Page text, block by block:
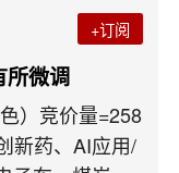
+订阅
所微调
）竞价量=258
新药、AI应用/